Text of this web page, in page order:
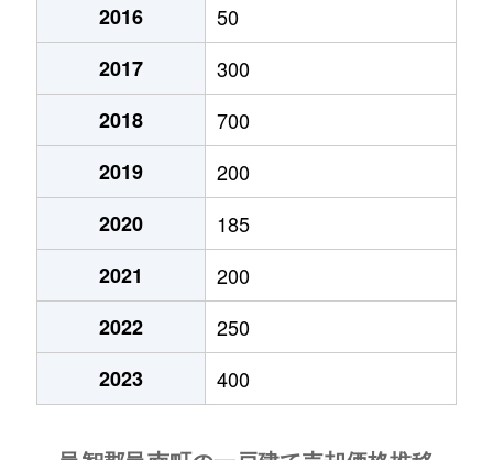
2016
50
2017
300
2018
700
2019
200
2020
185
2021
200
2022
250
2023
400